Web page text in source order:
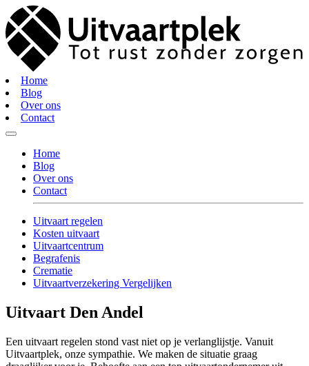
Home
Blog
Over ons
Contact
Home
Blog
Over ons
Contact
Uitvaart regelen
Kosten uitvaart
Uitvaartcentrum
Begrafenis
Crematie
Uitvaartverzekering Vergelijken
Uitvaart Den Andel
Een uitvaart regelen stond vast niet op je verlanglijstje. Vanuit
Uitvaartplek, onze sympathie. We maken de situatie graag